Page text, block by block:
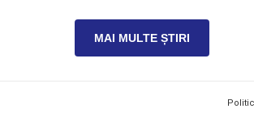
MAI MULTE ȘTIRI